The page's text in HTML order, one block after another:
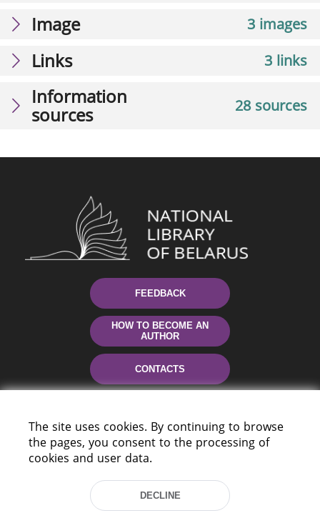
3 images
Image
3 links
Links
28 sources
Information
sources
FEEDBACK
HOW TO BECOME AN
AUTHOR
CONTACTS
The site uses cookies. By continuing to browse
the pages, you consent to the processing of
cookies and user data.
DECLINE